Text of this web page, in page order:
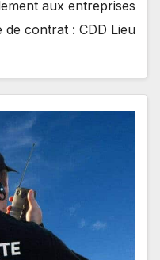
aux entreprises
contrat : CDD Lieu…